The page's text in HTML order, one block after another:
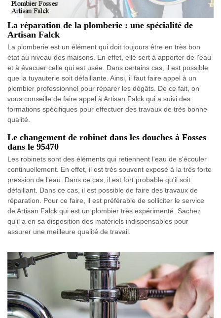
La réparation de la plomberie : une spécialité de
Artisan Falck
La plomberie est un élément qui doit toujours être en très bon
état au niveau des maisons. En effet, elle sert à apporter de l'eau
et à évacuer celle qui est usée. Dans certains cas, il est possible
que la tuyauterie soit défaillante. Ainsi, il faut faire appel à un
plombier professionnel pour réparer les dégâts. De ce fait, on
vous conseille de faire appel à Artisan Falck qui a suivi des
formations spécifiques pour effectuer des travaux de très bonne
qualité.
Le changement de robinet dans les douches à Fosses
dans le 95470
Les robinets sont des éléments qui retiennent l'eau de s'écouler
continuellement. En effet, il est très souvent exposé à la très forte
pression de l'eau. Dans ce cas, il est fort probable qu'il soit
défaillant. Dans ce cas, il est possible de faire des travaux de
réparation. Pour ce faire, il est préférable de solliciter le service
de Artisan Falck qui est un plombier très expérimenté. Sachez
qu'il a en sa disposition des matériels indispensables pour
assurer une meilleure qualité de travail.